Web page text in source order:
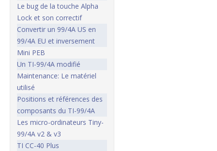
Le bug de la touche Alpha
Lock et son correctif
Convertir un 99/4A US en
99/4A EU et inversement
Mini PEB
Un TI-99/4A modifié
Maintenance: Le matériel
utilisé
Positions et références des
composants du TI-99/4A
Les micro-ordinateurs Tiny-
99/4A v2 & v3
TI CC-40 Plus